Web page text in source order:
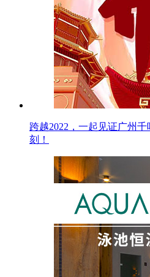
跨越2022，一起见证广州
刻！